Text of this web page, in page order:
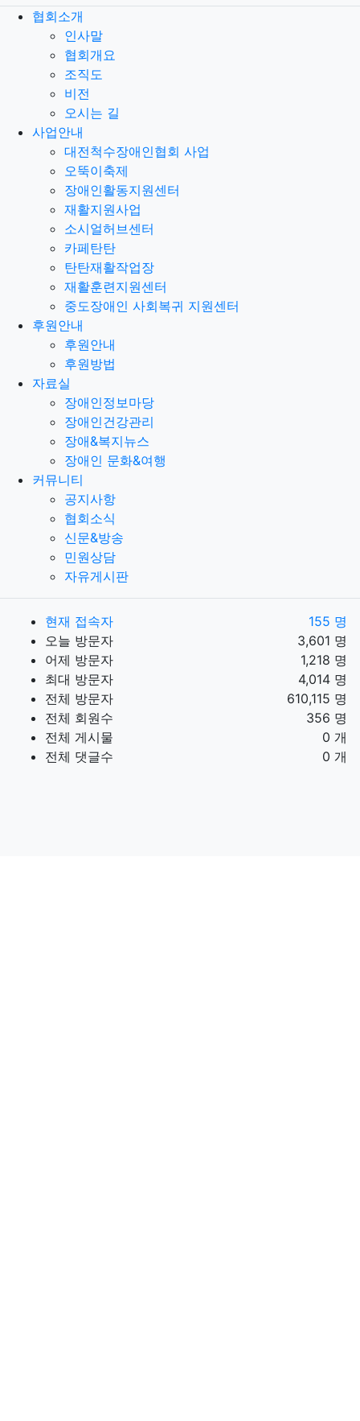
협회소개
인사말
협회개요
조직도
비전
오시는 길
사업안내
대전척수장애인협회 사업
오뚝이축제
장애인활동지원센터
재활지원사업
소시얼허브센터
카페탄탄
탄탄재활작업장
재활훈련지원센터
중도장애인 사회복귀 지원센터
후원안내
후원안내
후원방법
자료실
장애인정보마당
장애인건강관리
장애&복지뉴스
장애인 문화&여행
커뮤니티
공지사항
협회소식
신문&방송
민원상담
자유게시판
현재 접속자
155 명
오늘 방문자
3,601 명
어제 방문자
1,218 명
최대 방문자
4,014 명
전체 방문자
610,115 명
전체 회원수
356 명
전체 게시물
0 개
전체 댓글수
0 개